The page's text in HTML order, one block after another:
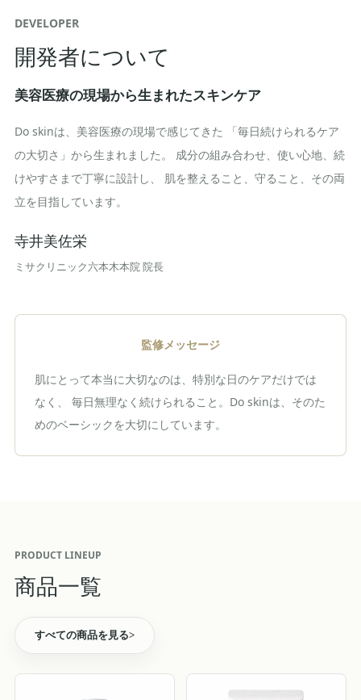
DEVELOPER
開発者について
美容医療の現場から生まれたスキンケア
Do skinは、美容医療の現場で感じてきた 「毎日続けられるケア
の大切さ」から生まれました。 成分の組み合わせ、使い心地、続
けやすさまで丁寧に設計し、 肌を整えること、守ること、その両
立を目指しています。
寺井美佐栄
ミサクリニック六本木本院 院長
監修メッセージ
肌にとって本当に大切なのは、特別な日のケアだけでは
なく、 毎日無理なく続けられること。Do skinは、そのた
めのベーシックを大切にしています。
PRODUCT LINEUP
商品一覧
すべての商品を見る>